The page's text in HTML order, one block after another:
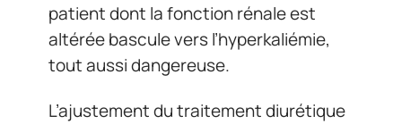
patient dont la fonction rénale est
altérée bascule vers l’hyperkaliémie,
tout aussi dangereuse.
L’ajustement du traitement diurétique